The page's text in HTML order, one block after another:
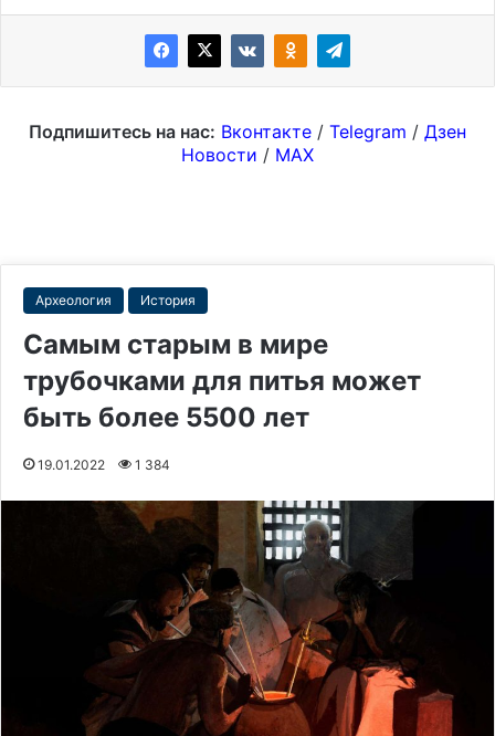
Подпишитесь на нас: Вконтакте / Telegram / Дзен
Новости / MAX